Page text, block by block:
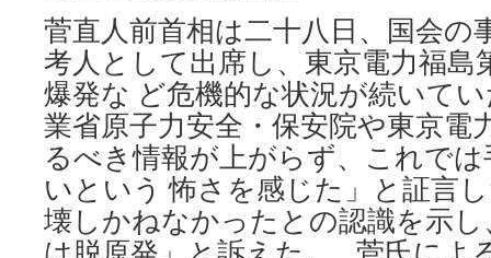
菅直人前首相は二十八日、国会の
考人として出席し、東京電力福島
爆発な ど危機的な状況が続いて
業省原子力安全・保安院や東京電
るべき情報が上がらず、これで
いという 怖さを感じた」と証言
壊しかねなかったとの認識を示